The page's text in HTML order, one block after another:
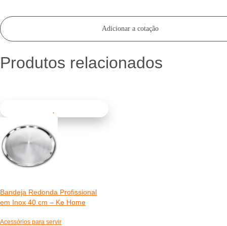
Adicionar a cotação
Produtos relacionados
Bandeja Redonda Profissional
em Inox 40 cm – Ke Home
Acessórios para servir